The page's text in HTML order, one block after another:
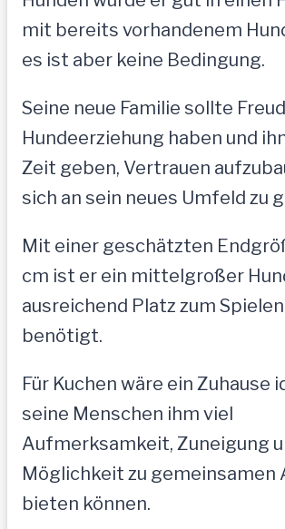
mit bereits vorhandenem
es ist aber keine Bedingung.
Seine neue Familie sollte
Hundeerziehung haben und
Zeit geben, Vertrauen
sich an sein neues Umfeld zu
Mit einer geschätzten
cm ist er ein mittelgroßer
ausreichend Platz zum
benötigt.
Für Kuchen wäre ein Zuhause
seine Menschen ihm viel
Aufmerksamkeit, Zuneigung
Möglichkeit zu
bieten können.